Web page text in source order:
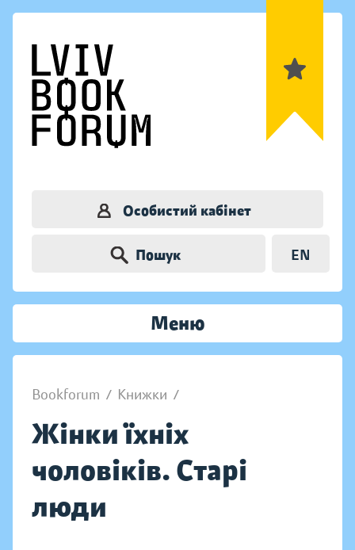
Особистий кабінет
Пошук EN
Меню
Bookforum / Книжки /
Жінки їхніх
чоловіків. Старі
люди